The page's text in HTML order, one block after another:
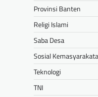
Provinsi Banten
Religi Islami
Saba Desa
Sosial
Teknologi
TNI